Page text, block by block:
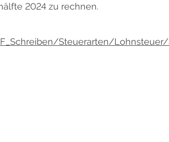
2024 zu rechnen.
Steuerarten/